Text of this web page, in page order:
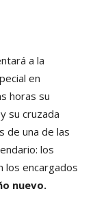
a la
en
horas su
su cruzada
de una de las
los
los encargados
nuevo.